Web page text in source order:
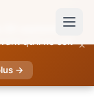
30 septembre
→
×